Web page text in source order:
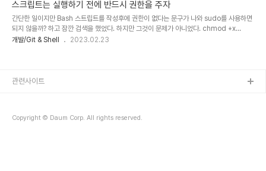
respective submodule"위와 같이 Git에 서브모듈을 설정하고 원하는 파일을 심볼릭
링크로 지정한 후 커밋하면 된다. 혹시나 clone을 받아왔을때 동작하지 ..
스크립트는 실행하기 전에 반드시 권한을 주자
간단한 일이지만 Bash 스트립트를 작성후에 권한이 없다는 문구가 나와 sudo를 사용하면
되지 않을까? 하고 잠깐 검색을 했었다. 하지만 그것이 문제가 아니었다. chmod +x
./sample.sh 이 단순한 문장 하나를 실행하지 않아 문제가 생긴 것이었다. 혹시나 나처럼
개발/Git & Shell 2023.02.23
Copyright © Daum Corp. All rights reserved.
관련사이트